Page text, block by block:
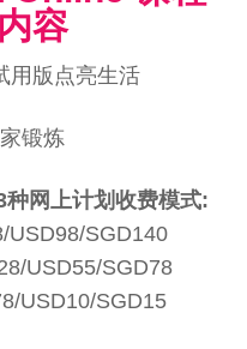
容
用版点亮生活
锻炼
网上计划收费模式:
USD98/SGD140
USD55/SGD78
USD10/SGD15